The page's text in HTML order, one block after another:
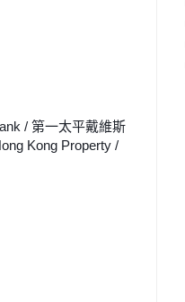
/ 第一太平戴維斯
Kong Property /